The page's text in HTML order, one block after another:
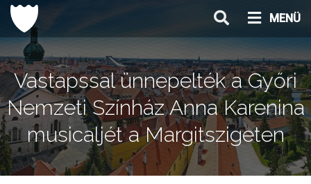
Ugrás
tartalomhoz
MENÜ
Vastapssal ünnepelték a Győri
Nemzeti Színház Anna Karenina
musicaljét a Margitszigeten